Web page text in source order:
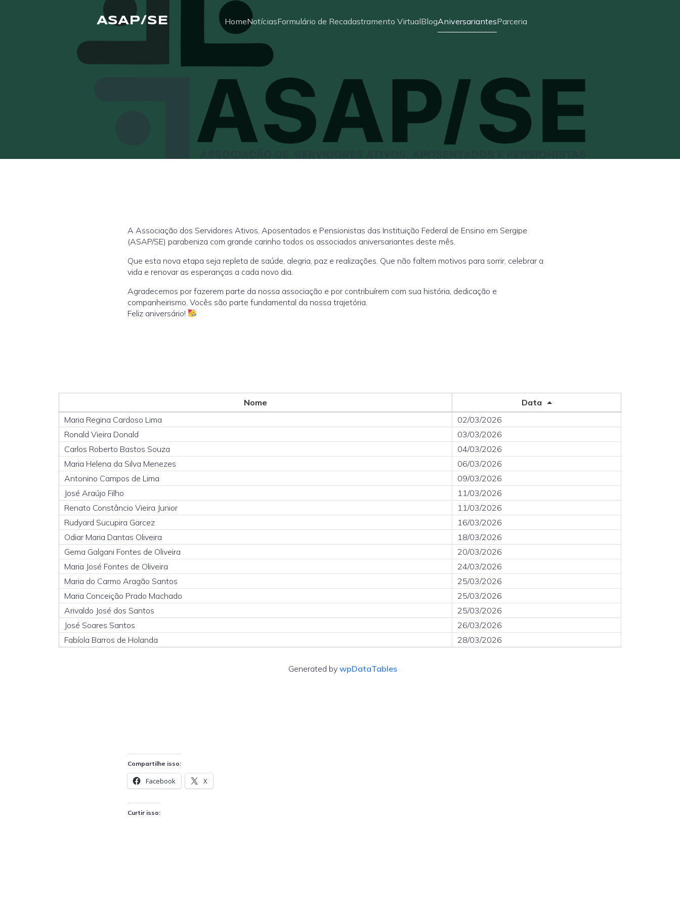
ASAP/SE HomeNotíciasFormulário de Recadastramento VirtualBlogAniversariantesParceria
A Associação dos Servidores Ativos, Aposentados e Pensionistas das Instituição Federal de Ensino em Sergipe
(ASAP/SE) parabeniza com grande carinho todos os associados aniversariantes deste mês.
Que esta nova etapa seja repleta de saúde, alegria, paz e realizações. Que não faltem motivos para sorrir, celebrar a
vida e renovar as esperanças a cada novo dia.
Agradecemos por fazerem parte da nossa associação e por contribuírem com sua história, dedicação e
companheirismo. Vocês são parte fundamental da nossa trajetória.
Feliz aniversário!
Nome
Data
Maria Regina Cardoso Lima
02/03/2026
Ronald Vieira Donald
03/03/2026
Carlos Roberto Bastos Souza
04/03/2026
Maria Helena da Silva Menezes
06/03/2026
Antonino Campos de Lima
09/03/2026
José Araújo Filho
11/03/2026
Renato Constâncio Vieira Junior
11/03/2026
Rudyard Sucupira Garcez
16/03/2026
Odiar Maria Dantas Oliveira
18/03/2026
Gema Galgani Fontes de Oliveira
20/03/2026
Maria José Fontes de Oliveira
24/03/2026
Maria do Carmo Aragão Santos
25/03/2026
Maria Conceição Prado Machado
25/03/2026
Arivaldo José dos Santos
25/03/2026
José Soares Santos
26/03/2026
Fabíola Barros de Holanda
28/03/2026
Generated by wpDataTables
Compartilhe isso:
Facebook X
Curtir isso: